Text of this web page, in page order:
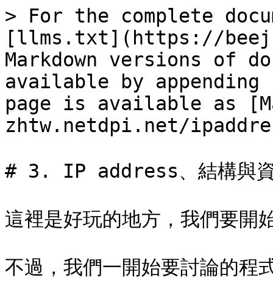
> For the complete
[llms.txt](https://
Markdown versions of
available by
page is available as
zhtw.netdpi.net/
# 3. IP address、結構與資
這裡是好玩的地方，我們要開
不過，我們一開始要討論的程